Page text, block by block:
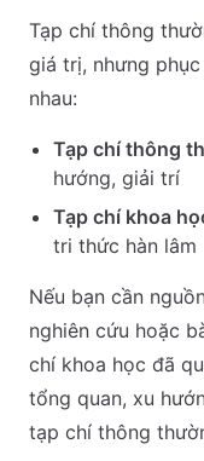
Tạp chí thông
giá trị, nhưng
nhau:
Tạp chí thông
hướng, giải trí
Tạp chí khoa
tri thức hàn lâm
Nếu bạn cần
nghiên cứu hoặc
chí khoa học đã
tổng quan, xu
tạp chí thông